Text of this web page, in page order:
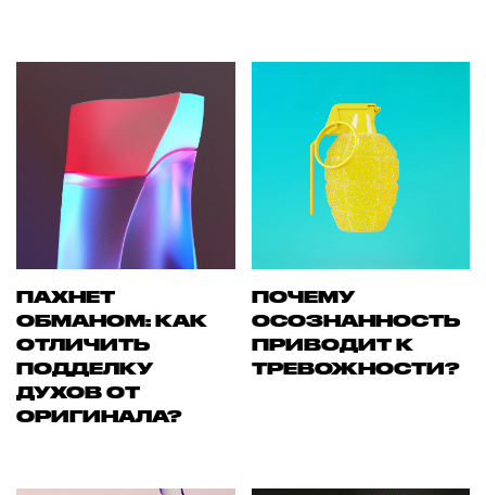
ПАХНЕТ
ОБМАНОМ: КАК
ОТЛИЧИТЬ
ПОДДЕЛКУ
ДУХОВ ОТ
ОРИГИНАЛА?
ПОЧЕМУ
ОСОЗНАННОСТЬ
ПРИВОДИТ К
ТРЕВОЖНОСТИ?